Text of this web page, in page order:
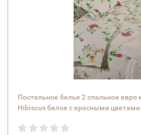
Постельное белье 2 спальное
Hibiscus белое с красными цветами